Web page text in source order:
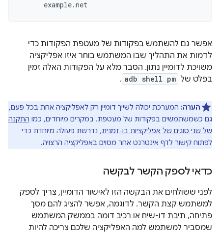
אפשר גם להשתמש בפקודות של מעטפת הפקודות כדי
לדמות את התהליך שבו המשתמש בוחר איזו אפליקציה
משויכת לדומיין נתון. הסבר מלא על הפקודות האלה זמין
בפלט של adb shell pm
.
הערה: המערכת יכולה לשייך דומיין רק לאפליקציה אחת בכל פעם,
גם כשמשתמשים בפקודות של מעטפת. במקרים מיוחדים, כמו התקנה
של שני סוגים של אפליקציות בו-זמנית, נדרשת פעולה מיוחדת כדי
לפתוח קישור לדף אינטרנט אחר מסוים באפליקציה הרצויה.
כדאי לספק הקשר לבקשה
לפני ששולחים את הבקשה הזו לאישור הדומיין, צריך לספק
למשתמש קצת הקשר. לדוגמה, אפשר להציג להם מסך
פתיחה, תיבת דו-שיח או רכיב דומה בממשק המשתמש
שמסביר למשתמש למה האפליקציה שלכם צריכה להיות